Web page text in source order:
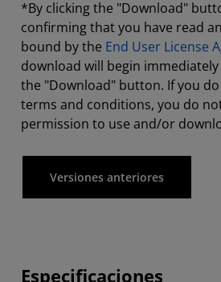
*By clicking the "Download"
confirming that you have read
bound by the End User License
download will begin
the "Download" button. If you
terms and conditions, you do
permission to use and/or
Versiones anteriores
Especificaciones